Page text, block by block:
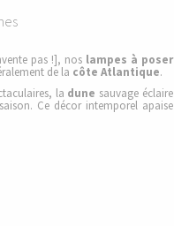
pas !], nos lampes à poser
de la côte Atlantique.
la dune sauvage éclaire
Ce décor intemporel apaise